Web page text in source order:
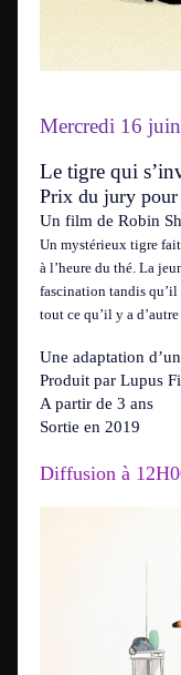
Mercredi 16
Le tigre qui
Prix du jury
Un film de Robin
Un mystérieux tigre fait
à l’heure du thé. La
fascination tandis qu’il
tout ce qu’il y a
Une adaptation
Produit par Lupus
A partir de 3 ans
Sortie en 2019
Diffusion à